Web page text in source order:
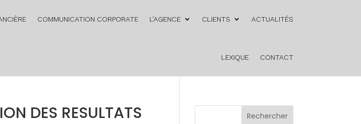
COMMUNICATION CORPORATE L’AGENCE CLIENTS ACTUALITÉS
LEXIQUE CONTACT
DES RESULTATS